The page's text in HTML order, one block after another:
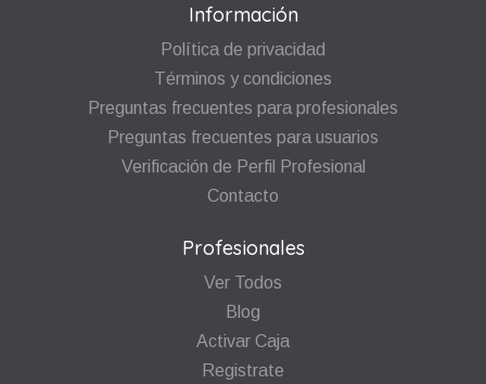
Información
Política de privacidad
Términos y condiciones
Preguntas frecuentes para profesionales
Preguntas frecuentes para usuarios
Verificación de Perfil Profesional
Contacto
Profesionales
Ver Todos
Blog
Activar Caja
Registrate